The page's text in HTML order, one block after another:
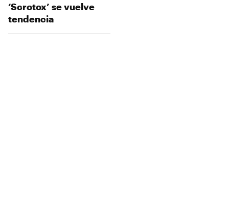
‘Scrotox’ se vuelve
tendencia